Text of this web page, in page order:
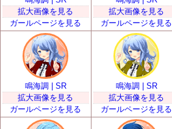
拡大画像を見る
ガールページを見る
拡大画像を見る
ガールページを見る
鳴海調 | SR
拡大画像を見る
ガールページを見る
鳴海調 | SR
拡大画像を見る
ガールページを見る